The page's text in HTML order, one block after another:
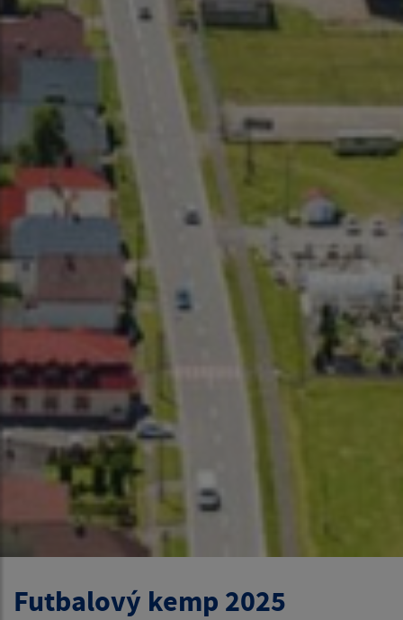
Futbalový kemp 2025